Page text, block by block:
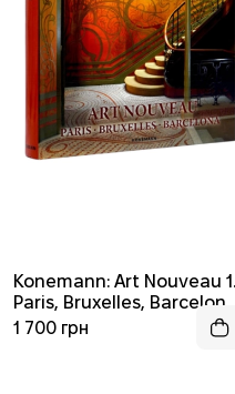
Konemann: Art Nouveau 1.
Paris, Bruxelles, Barcelona
(Ар-нуво / Модерн. Часть
1 700 грн